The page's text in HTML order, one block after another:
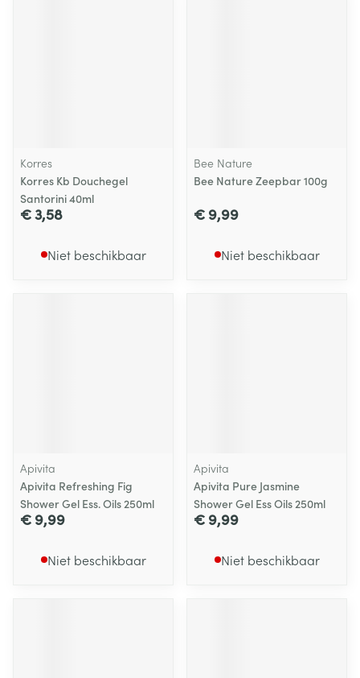
Korres
Korres Kb Douchegel
Santorini 40ml
€ 3,58
Niet beschikbaar
Bee Nature
Bee Nature Zeepbar 100g
€ 9,99
Niet beschikbaar
Apivita
Apivita Refreshing Fig
Shower Gel Ess. Oils 250ml
€ 9,99
Niet beschikbaar
Apivita
Apivita Pure Jasmine
Shower Gel Ess Oils 250ml
€ 9,99
Niet beschikbaar